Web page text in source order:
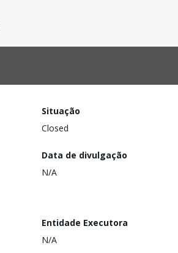
Situação
Closed
Data de divulgação
N/A
Entidade Executora
N/A